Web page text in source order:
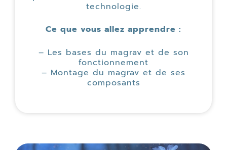
technologie.
Ce que vous allez apprendre :
– Les bases du magrav et de son
fonctionnement
– Montage du magrav et de ses
composants